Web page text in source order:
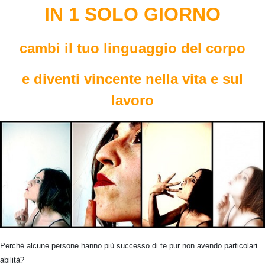
IN 1 SOLO GIORNO
cambi il tuo linguaggio del corpo
e diventi vincente nella vita e sul
lavoro
Perché alcune persone hanno più successo di te pur non avendo particolari
abilità?